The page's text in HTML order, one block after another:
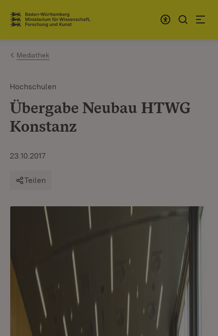
Zum Inhalt springen
Link zur Startseite
Mediathek
Hochschulen
Übergabe Neubau HTWG
Konstanz
23.10.2017
Teilen